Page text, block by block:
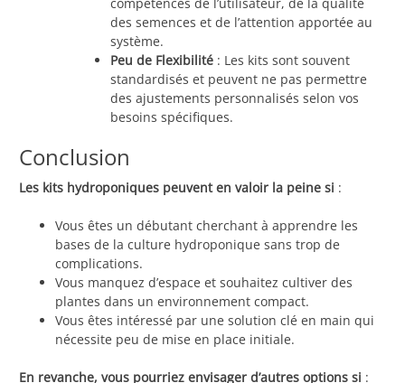
compétences de l’utilisateur, de la qualité
des semences et de l’attention apportée au
système.
Peu de Flexibilité : Les kits sont souvent
standardisés et peuvent ne pas permettre
des ajustements personnalisés selon vos
besoins spécifiques.
Conclusion
Les kits hydroponiques peuvent en valoir la peine si :
Vous êtes un débutant cherchant à apprendre les
bases de la culture hydroponique sans trop de
complications.
Vous manquez d’espace et souhaitez cultiver des
plantes dans un environnement compact.
Vous êtes intéressé par une solution clé en main qui
nécessite peu de mise en place initiale.
En revanche, vous pourriez envisager d’autres options si :